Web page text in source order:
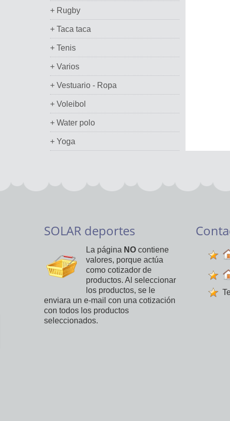
+ Rugby
+ Taca taca
+ Tenis
+ Varios
+ Vestuario - Ropa
+ Voleibol
+ Water polo
+ Yoga
SOLAR deportes
La página NO contiene
valores, porque actúa
como cotizador de
productos. Al seleccionar
los productos, se le
enviara un e-mail con una cotización
con todos los productos
seleccionados.